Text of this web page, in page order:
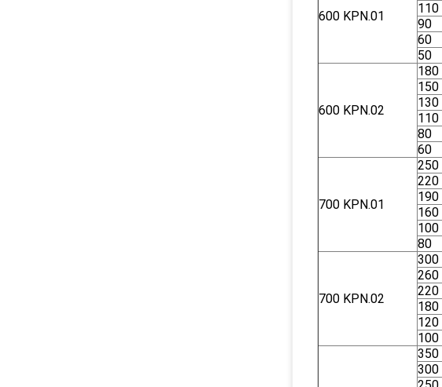
600 ΚΡΝ.01
110
90
60
50
600 ΚΡΝ.02
180
150
130
110
80
60
700 ΚΡΝ.01
250
220
190
160
100
80
700 ΚΡΝ.02
300
260
220
180
120
100
350
300